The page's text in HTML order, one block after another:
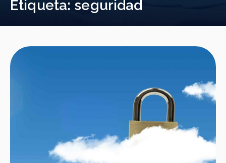
Etiqueta: seguridad